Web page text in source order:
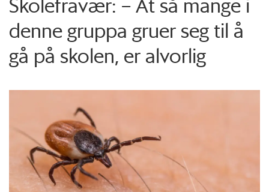
denne gruppa gruer seg til å
gå på skolen, er alvorlig